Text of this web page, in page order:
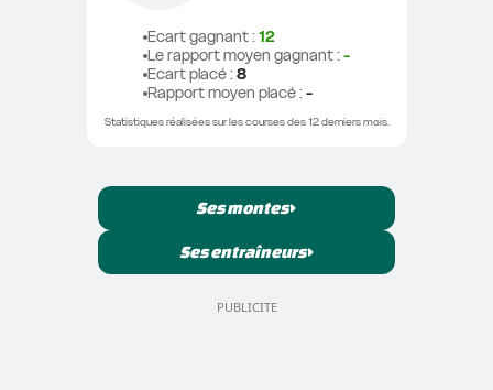
Ecart gagnant : 12
Le rapport moyen gagnant : -
Ecart placé : 8
Rapport moyen placé : -
Statistiques réalisées sur les courses des 12 derniers mois.
Ses montes
Ses entraîneurs